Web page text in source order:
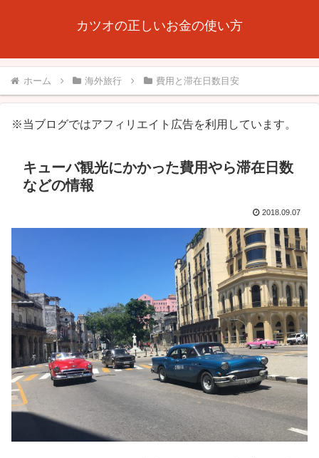
カツオの正しいお金の使い方
ホーム 海外旅行 費用と滞在日数目安
※当ブログではアフィリエイト広告を利用しています。
キューバ観光にかかった費用やら滞在日数
などの情報
2018.09.07